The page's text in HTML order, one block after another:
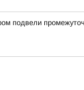
подвели